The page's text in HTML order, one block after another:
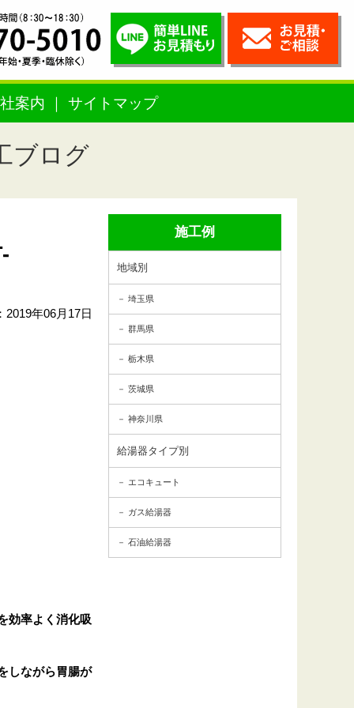
案内 サイトマップ
ブログ
施工例
地域別
埼玉県
群馬県
栃木県
茨城県
神奈川県
給湯器タイプ別
エコキュート
ガス給湯器
石油給湯器
2019年06月17日
効率よく消化吸
しながら胃腸が